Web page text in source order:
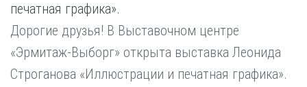
печатная графика».
Дорогие друзья! В Выставочном центре
«Эрмитаж-Выборг» открыта выставка Леонида
Строганова «Иллюстрации и печатная графика».